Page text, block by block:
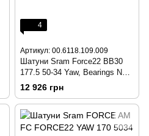
4
Артикул: 00.6118.109.009
Шатуни Sram Force22 BB30
177.5 50-34 Yaw, Bearings NOT
Included
12 926 грн